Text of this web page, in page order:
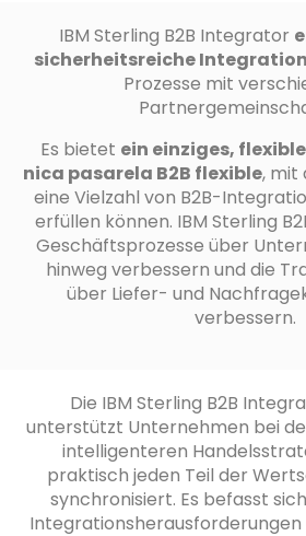
IBM Sterling B2B Integrator
sicherheitsreiche
Prozesse mit
Es bietet ein einziges,
nica pasarela B2B flexible, mit
eine Vielzahl von B2B-
erfüllen können. IBM Sterling
Geschäftsprozesse über
hinweg verbessern und die
über Liefer- und
verbessern.
Die IBM Sterling B2B
unterstützt Unternehmen bei
intelligenteren
praktisch jeden Teil der
synchronisiert. Es befasst